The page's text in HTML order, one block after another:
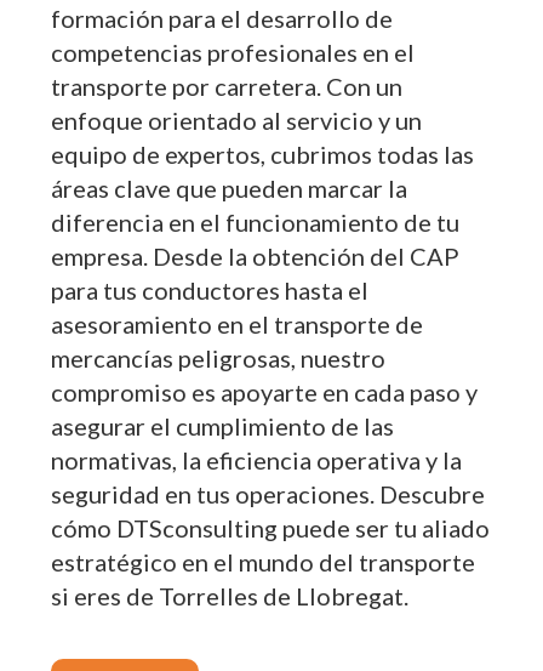
formación para el desarrollo de
competencias profesionales en el
transporte por carretera. Con un
enfoque orientado al servicio y un
equipo de expertos, cubrimos todas las
áreas clave que pueden marcar la
diferencia en el funcionamiento de tu
empresa. Desde la obtención del CAP
para tus conductores hasta el
asesoramiento en el transporte de
mercancías peligrosas, nuestro
compromiso es apoyarte en cada paso y
asegurar el cumplimiento de las
normativas, la eficiencia operativa y la
seguridad en tus operaciones. Descubre
cómo DTSconsulting puede ser tu aliado
estratégico en el mundo del transporte
si eres de Torrelles de Llobregat.